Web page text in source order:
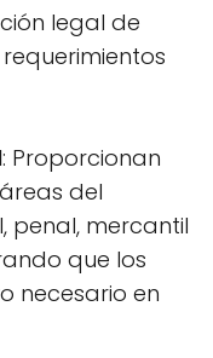
legal de
: Proporcionan
del
penal, mercantil
que los
necesario en